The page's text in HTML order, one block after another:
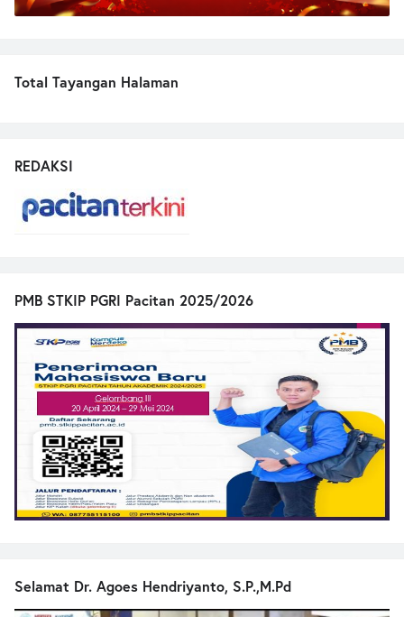
Total Tayangan Halaman
REDAKSI
PMB STKIP PGRI Pacitan 2025/2026
Selamat Dr. Agoes Hendriyanto, S.P.,M.Pd